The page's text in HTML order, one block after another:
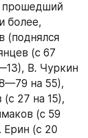
прошедший
более,
(поднялся
(с 67
В. Чуркин
на 55),
27 на 15),
(с 59
Ерин (с 20